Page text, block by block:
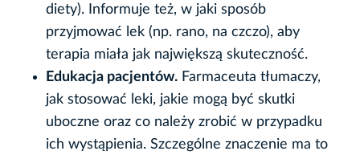
diety). Informuje też, w jaki sposób
przyjmować lek (np. rano, na czczo), aby
terapia miała jak największą skuteczność.
Edukacja pacjentów. Farmaceuta tłumaczy,
jak stosować leki, jakie mogą być skutki
uboczne oraz co należy zrobić w przypadku
ich wystąpienia. Szczególne znaczenie ma to